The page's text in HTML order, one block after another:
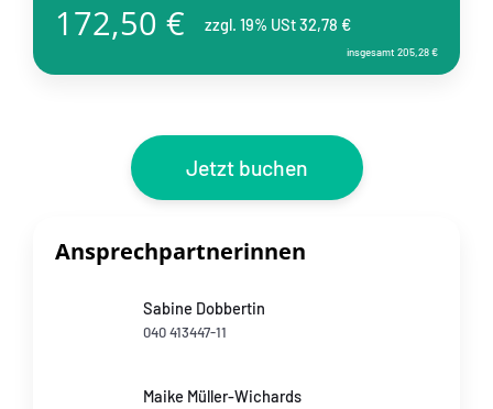
172,50 € zzgl. 19% USt 32,78 €
insgesamt 205,28 €
Jetzt buchen
Ansprechpartnerinnen
Sabine Dobbertin
040 413447-11
Maike Müller-Wichards